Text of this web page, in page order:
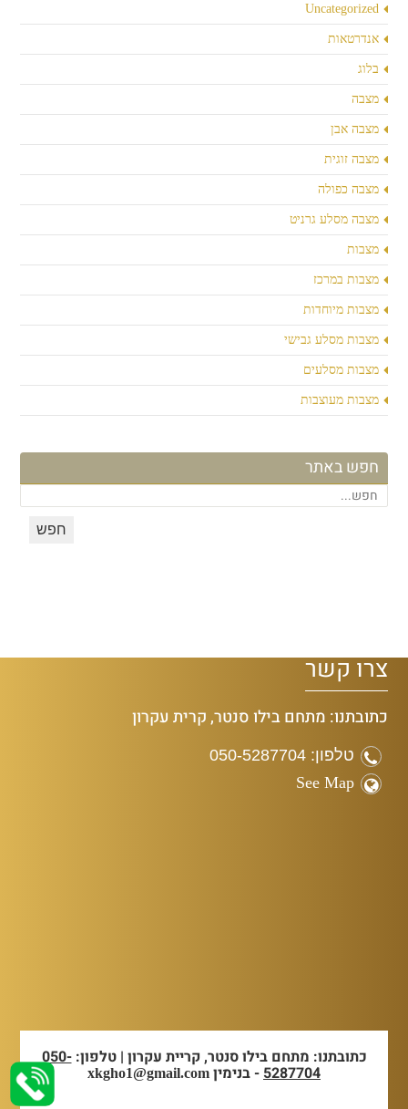
Uncategorized
אנדרטאות
בלוג
מצבה
מצבה אבן
מצבה זוגית
מצבה כפולה
מצבה מסלע גרניט
מצבות
מצבות במרכז
מצבות מיוחדות
מצבות מסלע גבישי
מצבות מסלעים
מצבות מעוצבות
חפש באתר
צרו קשר
כתובתנו: מתחם בילו סנטר, קרית עקרון
טלפון: 050-5287704
See Map
כתובתנו: מתחם בילו סנטר, קריית עקרון | טלפון:050-
5287704- בנימין xkgho1@gmail.com